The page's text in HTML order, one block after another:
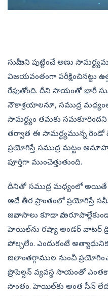
సునామీని పుట్టించే అణు
విజయవంతంగా పరీక్షించినట్టు
రేపుతోంది. దీని సాయంతో భారీ
నౌకాశ్రయాలనూ, సముద్ర
సామర్థ్యం తమకు
తర్వాత ఈ సామర్థ్యమున్న రెండో
ప్రయోగిస్తే సముద్ర మట్టం
పూర్తిగా ముంచెత్తుతుంది.
దీనితో సముద్ర మధ్యంలో అయితే
అదే తీర ప్రాంతంలో ప్రయోగిస్తే
జనావాసాలు కూడా
హెయిల్‌ను రష్యా అండర్‌ వాటర్‌
పోల్చలేం. ఎందుకంటే
జలాంతర్గాముల నుంచీ
ప్రొపెల్షన్‌ వ్యవస్థ సాయంతో
సొంతం. హెయిల్‌కు అంత సీన్‌ లేదని